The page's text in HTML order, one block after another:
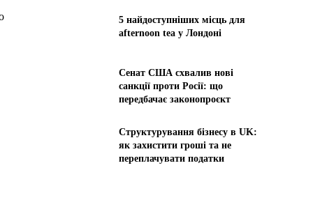
5 найдоступніших місць для
afternoon tea у Лондоні
Сенат США схвалив нові
санкції проти Росії: що
передбачає законопроєкт
Структурування бізнесу в UK:
як захистити гроші та не
переплачувати податки